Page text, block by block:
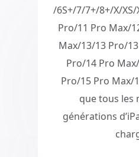
/6S+/7/7+/8+/X/XS/
Pro/11 Pro Max/
Max/13/13 Pro/
Pro/14 Pro
Pro/15 Pro Max/
que tous les
générations